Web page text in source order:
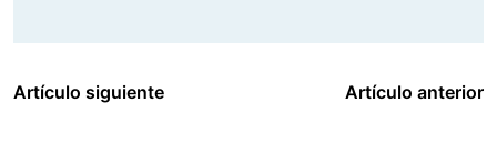
Artículo siguiente Artículo anterior